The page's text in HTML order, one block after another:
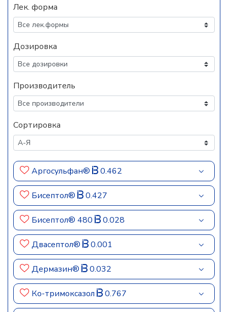
Лек. форма
Дозировка
Производитель
Сортировка
Аргосульфан® 0.462
Бисептол® 0.427
Бисептол® 480 0.028
Двасептол® 0.001
Дермазин® 0.032
Ко-тримоксазол 0.767